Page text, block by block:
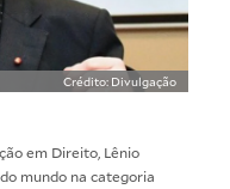
Crédito: Divulgação
em Direito, Lênio
mundo na categoria